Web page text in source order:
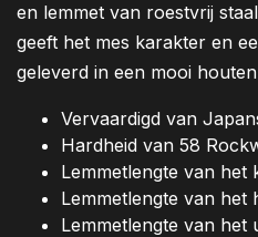
en lemmet van roestvrij
geeft het mes karakter en
geleverd in een mooi
Vervaardigd van
Hardheid van 58
Lemmetlengte van het
Lemmetlengte van het
Lemmetlengte van het